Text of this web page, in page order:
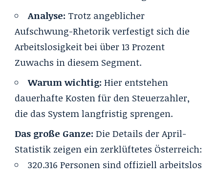
Analyse: Trotz angeblicher
Aufschwung-Rhetorik verfestigt sich die
Arbeitslosigkeit bei über 13 Prozent
Zuwachs in diesem Segment.
Warum wichtig: Hier entstehen
dauerhafte Kosten für den Steuerzahler,
die das System langfristig sprengen.
Das große Ganze: Die Details der April-
Statistik zeigen ein zerklüftetes Österreich:
320.316 Personen sind offiziell arbeitslos